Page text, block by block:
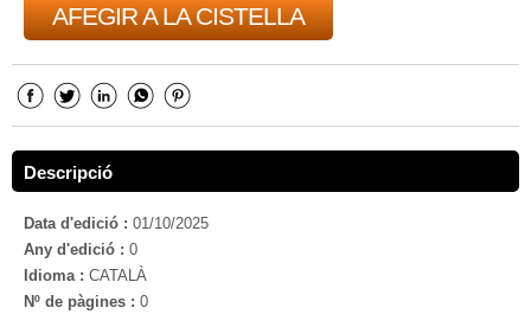
AFEGIR A LA CISTELLA
Descripció
Data d'edició : 01/10/2025
Any d'edició : 0
Idioma : CATALÀ
Nº de pàgines : 0